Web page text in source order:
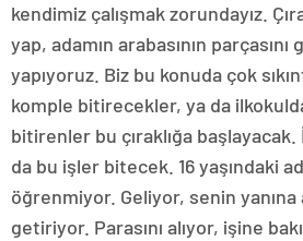
kendimiz çalışmak zorundayız.
yap, adamın arabasının
yapıyoruz. Biz bu konuda çok
komple bitirecekler, ya da
bitirenler bu çıraklığa
da bu işler bitecek. 16 yaşındaki
öğrenmiyor. Geliyor, senin yanına
getiriyor. Parasını alıyor, işine